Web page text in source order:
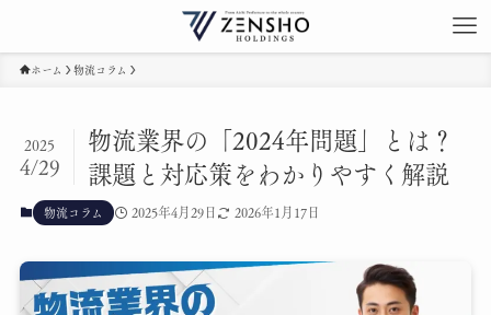
ホーム 物流コラム
物流業界の「2024年問題」とは？
課題と対応策をわかりやすく解説
2025
4/29
物流コラム 2025年4月29日 2026年1月17日